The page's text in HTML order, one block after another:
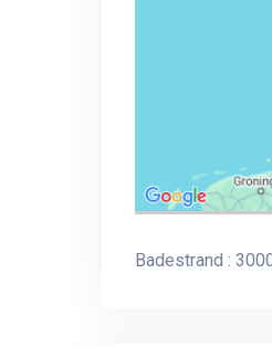
Badestrand :